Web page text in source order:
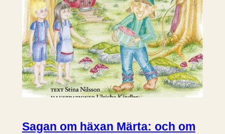
Sagan om häxan Märta: och om